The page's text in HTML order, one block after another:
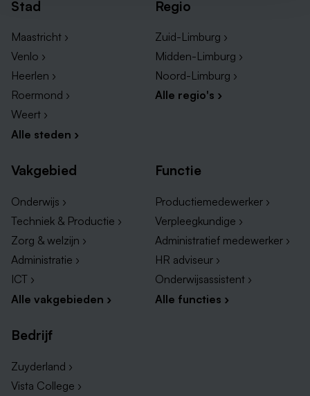
Stad
Maastricht ›
Venlo ›
Heerlen ›
Roermond ›
Weert ›
Alle steden ›
Regio
Zuid-Limburg ›
Midden-Limburg ›
Noord-Limburg ›
Alle regio's ›
Vakgebied
Onderwijs ›
Techniek & Productie ›
Zorg & welzijn ›
Administratie ›
ICT ›
Alle vakgebieden ›
Functie
Productiemedewerker ›
Verpleegkundige ›
Administratief medewerker ›
HR adviseur ›
Onderwijsassistent ›
Alle functies ›
Bedrijf
Zuyderland ›
Vista College ›